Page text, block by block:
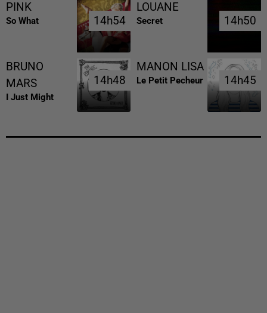
PINK
So What 14h54
14h54
LOUANE
Secret 14h50
14h50
BRUNO
MARS
I Just Might
14h48
14h48
MANON LISA
Le Petit Pecheur 14h45
14h45